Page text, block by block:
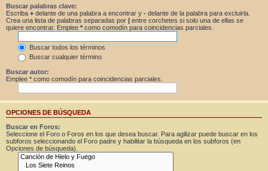
Buscar palabras clave:
Escriba + delante de una palabra a encontrar y - delante de la palabra para excluirla.
Crea una lista de palabras separadas por | entre corchetes si solo una de ellas se
quiere encontrar. Emplee * como comodín para coincidencias parciales.
Buscar todos los términos
Buscar cualquier término
Buscar autor:
Emplee * como comodín para coincidencias parciales.
OPCIONES DE BÚSQUEDA
Buscar en Foros:
Seleccione el Foro o Foros en los que desea buscar. Para agilizar puede buscar en los
subforos seleccionando el Foro padre y habilitar la búsqueda en los subforos (en
Opciones de búsqueda).